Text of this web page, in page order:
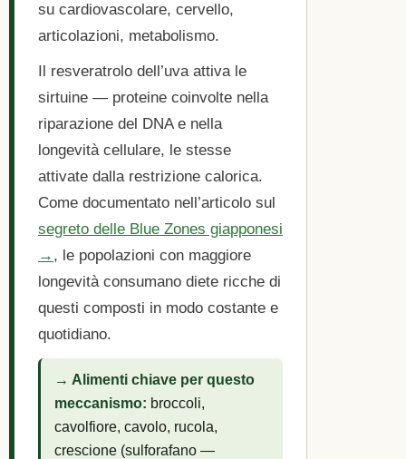
su cardiovascolare, cervello,
articolazioni, metabolismo.
Il resveratrolo dell’uva attiva le
sirtuine — proteine coinvolte nella
riparazione del DNA e nella
longevità cellulare, le stesse
attivate dalla restrizione calorica.
Come documentato nell’articolo sul
segreto delle Blue Zones giapponesi
→ , le popolazioni con maggiore
longevità consumano diete ricche di
questi composti in modo costante e
quotidiano.
→ Alimenti chiave per questo
meccanismo: broccoli,
cavolfiore, cavolo, rucola,
crescione (sulforafano —